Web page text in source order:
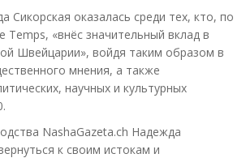
Сикорская оказалась среди тех, кто, по
Temps, «внёс значительный вклад в
Швейцарии», войдя таким образом в
мнения, а также
научных и культурных
NashaGazeta.ch Надежда
к своим истокам и